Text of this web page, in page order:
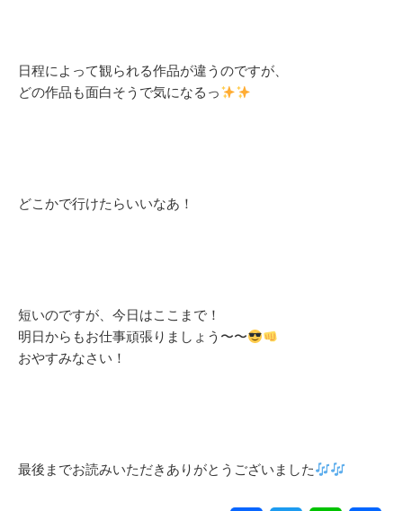
日程によって観られる作品が違うのですが、
どの作品も面白そうで気になるっ
どこかで行けたらいいなあ！
短いのですが、今日はここまで！
明日からもお仕事頑張りましょう〜〜
おやすみなさい！
最後までお読みいただきありがとうございました